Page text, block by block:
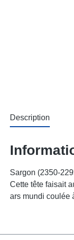
Description
Sargon (2350-
Cette tête faisait
ars mundi coulée